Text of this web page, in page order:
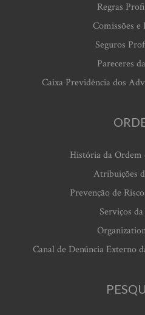
Regras
Comissões
Seguros
Pareceres
Caixa Previdência dos
História da Ordem
Atribuições
Prevenção de
Serviços
Canal de Denúncia Externo